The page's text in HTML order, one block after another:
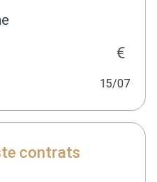
15/07
contrats